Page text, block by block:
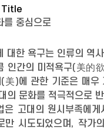
를 중심으로
대한 욕구는 인류의 역
인간의 미적욕구(美的
(美)에 관한 기준은 매
의 문화를 적극적으로
은 고대의 원시부족에게
만 시도되었으며, 작가